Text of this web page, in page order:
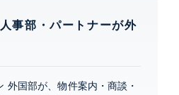
事部・パートナーが外
外国部が、物件案内・商談・